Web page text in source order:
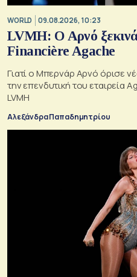
WORLD 09.08.2026, 10:23
LVMH: Ο Αρνό
Financière Agache
Γιατί ο Μπερνάρ Αρνό όρισε
την επενδυτική του εταιρεία
LVMH
Αλεξάνδρα Παπαδημητρίου